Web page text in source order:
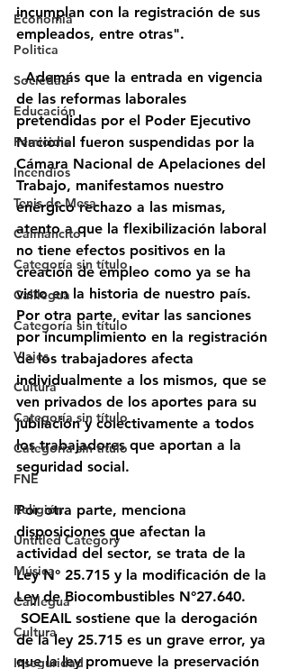
Economía
Politica
Sociedad
Educación
Femicidio
Incendios
Tenis de Mesa
Caimancito
Categoría sin título
Calilegua
Categoría sin título
Viajes
Cultura
Categoría sin título
Categoría sin título
FNE
Religión
Untitled Category
Música
Calilegua
Cultura
Inseguridad
incumplan con la registración de sus
empleados, entre otras".
  Además que la entrada en vigencia
de las reformas laborales
pretendidas por el Poder Ejecutivo
Nacional fueron suspendidas por la
Cámara Nacional de Apelaciones del
Trabajo, manifestamos nuestro
enérgico rechazo a las mismas,
atento a que la flexibilización laboral
no tiene efectos positivos en la
creación de empleo como ya se ha
visto en la historia de nuestro país.
Por otra parte, evitar las sanciones
por incumplimiento en la registración
de los trabajadores afecta
individualmente a los mismos, que se
ven privados de los aportes para su
jubilación y colectivamente a todos
los trabajadores que aportan a la
seguridad social.
Por otra parte, menciona
disposiciones que afectan la
actividad del sector, se trata de la
Ley N° 25.715 y la modificación de la
Ley de Biocombustibles N°27.640.
de la ley 25.715 es un grave error, ya
que la ley promueve la preservación